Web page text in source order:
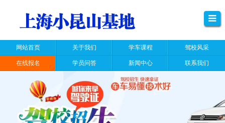
网站首页 关于我们 学车课程 驾校风采
在线报名 学员问答 新闻中心 联系我们